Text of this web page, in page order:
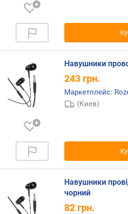
а
е
а
в
л
е
н
я
о
к
л
и
ч
Навушники
243 грн.
Маркетплейс:
(Киев)
Навушники
чорний
82 грн.